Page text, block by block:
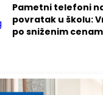
Pametni telefoni
povratak u školu:
po sniženim